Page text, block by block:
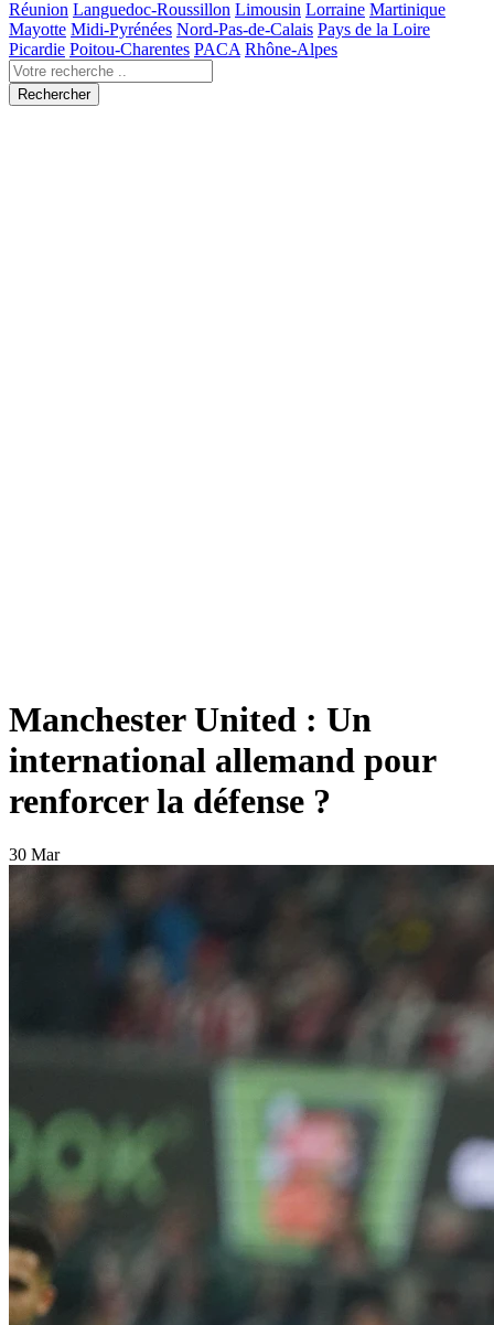
Réunion Languedoc-Roussillon Limousin Lorraine Martinique
Mayotte Midi-Pyrénées Nord-Pas-de-Calais Pays de la Loire
Picardie Poitou-Charentes PACA Rhône-Alpes
Rechercher
Manchester United : Un
international allemand pour
renforcer la défense ?
30 Mar